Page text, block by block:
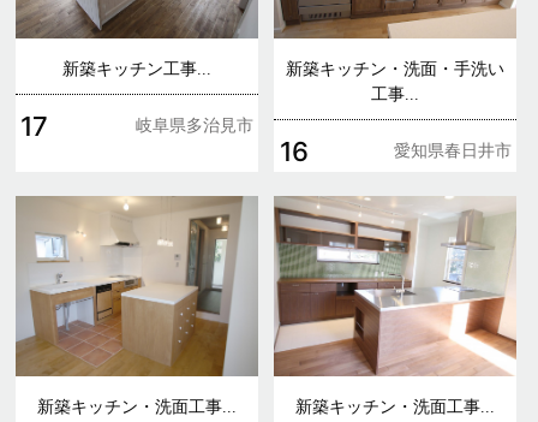
新築キッチン工事...
17 岐阜県多治見市
新築キッチン・洗面・手洗い
工事...
16 愛知県春日井市
新築キッチン・洗面工事... 新築キッチン・洗面工事...